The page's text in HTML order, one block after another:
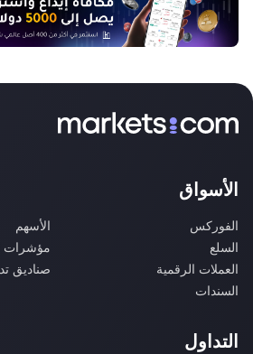
الأسواق
الفوركس
الأسهم
السلع
مؤشرات
العملات الرقمية
صناديق
السندات
التداول